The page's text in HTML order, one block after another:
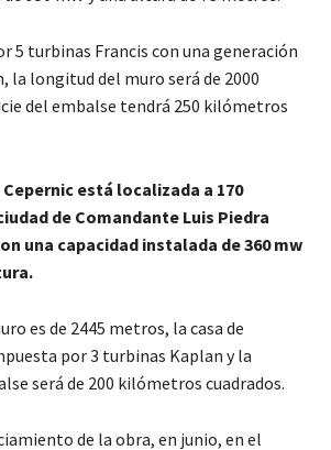
5 turbinas Francis con una generación
la longitud del muro será de 2000
del embalse tendrá 250 kilómetros
está localizada a 170
de Comandante Luis Piedra
una capacidad instalada de 360 mw
es de 2445 metros, la casa de
por 3 turbinas Kaplan y la
será de 200 kilómetros cuadrados.
de la obra, en junio, en el